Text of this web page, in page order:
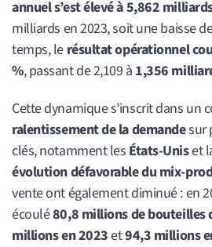
annuel s’est élevé à 5,862
milliards en 2023, soit une baisse
temps, le résultat opérationnel
%, passant de 2,109 à 1,356
Cette dynamique s’inscrit dans un
ralentissement de la demandesur
clés, notamment les États-Uniset
évolution défavorable du mix-
vente ont également diminué : en
écoulé80,8 millions de bouteilles
millions en 2023et94,3 millions